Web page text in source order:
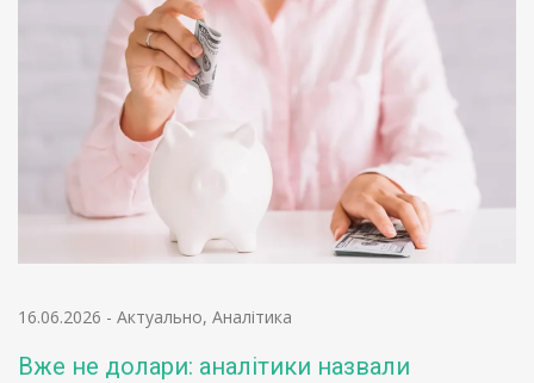
16.06.2026 - Актуально, Аналітика
Вже не долари: аналітики назвали